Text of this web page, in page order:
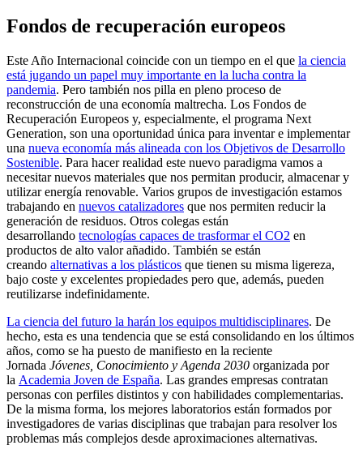
Fondos de recuperación europeos
Este Año Internacional coincide con un tiempo en el que la ciencia
está jugando un papel muy importante en la lucha contra la
pandemia. Pero también nos pilla en pleno proceso de
reconstrucción de una economía maltrecha. Los Fondos de
Recuperación Europeos y, especialmente, el programa Next
Generation, son una oportunidad única para inventar e implementar
una nueva economía más alineada con los Objetivos de Desarrollo
Sostenible. Para hacer realidad este nuevo paradigma vamos a
necesitar nuevos materiales que nos permitan producir, almacenar y
utilizar energía renovable. Varios grupos de investigación estamos
trabajando en nuevos catalizadores que nos permiten reducir la
generación de residuos. Otros colegas están
desarrollando tecnologías capaces de trasformar el CO2 en
productos de alto valor añadido. También se están
creando alternativas a los plásticos que tienen su misma ligereza,
bajo coste y excelentes propiedades pero que, además, pueden
reutilizarse indefinidamente.
La ciencia del futuro la harán los equipos multidisciplinares. De
hecho, esta es una tendencia que se está consolidando en los últimos
años, como se ha puesto de manifiesto en la reciente
Jornada Jóvenes, Conocimiento y Agenda 2030 organizada por
la Academia Joven de España. Las grandes empresas contratan
personas con perfiles distintos y con habilidades complementarias.
De la misma forma, los mejores laboratorios están formados por
investigadores de varias disciplinas que trabajan para resolver los
problemas más complejos desde aproximaciones alternativas.